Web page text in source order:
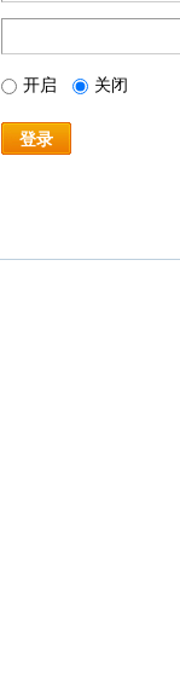
开启 关闭
登录